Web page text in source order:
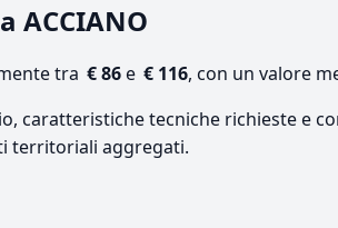
ACCIANO
tra € 86e € 116, con un valore
caratteristiche tecniche richieste e
territoriali aggregati.